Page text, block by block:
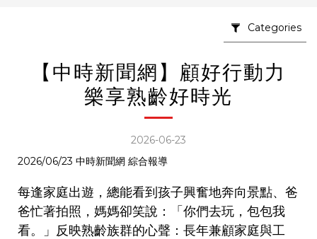
Categories
【中時新聞網】顧好行動力
樂享熟齡好時光
2026-06-23
2026/06/23 中時新聞網 綜合報導
每逢家庭出遊，總能看到孩子興奮地奔向景點、爸
爸忙著拍照，媽媽卻笑說：「你們去玩，包包我
看。」反映熟齡族群的心聲：長年兼顧家庭與工